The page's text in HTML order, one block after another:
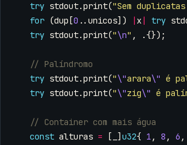
try stdout.print("Sem
for (dup [0 .. unicos]) | x| try
try stdout.print("\n" , .{});
try stdout.print("\"arara\" é
try stdout.print("\"zig\" é
const alturas = [ ] u32{ 1 , 8 , 6 ,